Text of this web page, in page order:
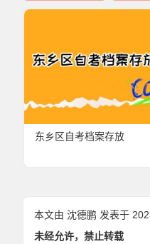
东乡区自考档案存放
本文由 沈德鹏 发表于
未经允许，禁止转载